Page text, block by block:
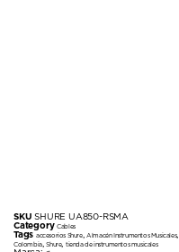
SKUSHURE UA850-RSMA
Category Cables
Tags accesorios Shure,Almacén Instrumentos Musicales,
Colombia,Shure,tienda de instrumentos musicales